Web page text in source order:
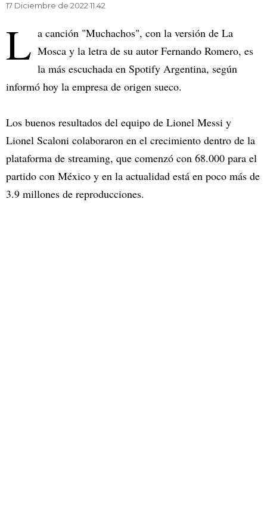
17 Diciembre de 2022 11.42
L a canción "Muchachos", con la versión de La
Mosca y la letra de su autor Fernando Romero, es
la más escuchada en Spotify Argentina, según
informó hoy la empresa de origen sueco.
Los buenos resultados del equipo de Lionel Messi y
Lionel Scaloni colaboraron en el crecimiento dentro de la
plataforma de streaming, que comenzó con 68.000 para el
partido con México y en la actualidad está en poco más de
3.9 millones de reproducciones.